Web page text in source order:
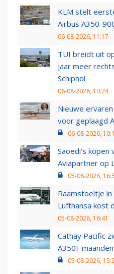
KLM stelt
Airbus A350-
06-08-2026, 11:17
TUI breidt uit
jaar meer
Schiphol
06-08-2026, 10:24
Nieuwe
voor geplaagd
06-08-2026,
Saoedi’s
Aviapartner op
05-08-2026,
Raamstoeltje in
Lufthansa kost
05-08-2026, 16:41
Cathay Pacific
A350F
05-08-2026,